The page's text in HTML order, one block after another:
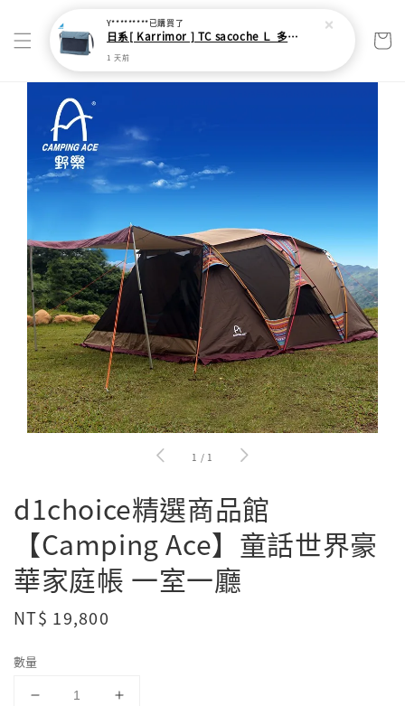
1 / 1
d1choice精選商品館
【Camping Ace】童話世界豪
華家庭帳 一室一廳
Regular
NT$ 19,800
數量
Y*********已購買了
日系[ Karrimor ] TC sacoche Ｌ 多功能輕旅收納袋
1 天前